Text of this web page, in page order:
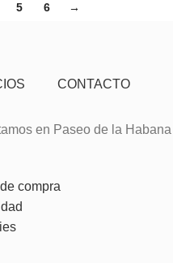
5 6 →
CONTACTO
en Paseo de la Habana
compra